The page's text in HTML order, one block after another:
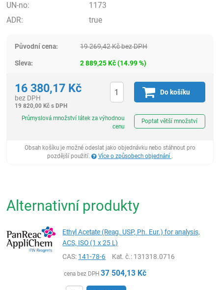
UN-no:
1173
ADR:
true
Původní cena: 19 269,42Kčbez DPH
Sleva: 2 889,25Kč(14.99%)
16 380,17 Kč
bez DPH
19 820,00 Kč s DPH
Do košíku
Průmyslová množství látek za výhodnou
cenu
Poptat větší množství
Obsah košíku je možné odeslat jako objednávku nebo stáhnout pro
pozdější použití.
Více o způsobech objednání
Alternativní produkty
Ethyl Acetate (Reag. USP, Ph. Eur.) for analysis,
ACS, ISO (1 x 25 L)
CAS: 141-78-6 Kat. č.: 131318.0716
cena bez DPH 37 504,13 Kč